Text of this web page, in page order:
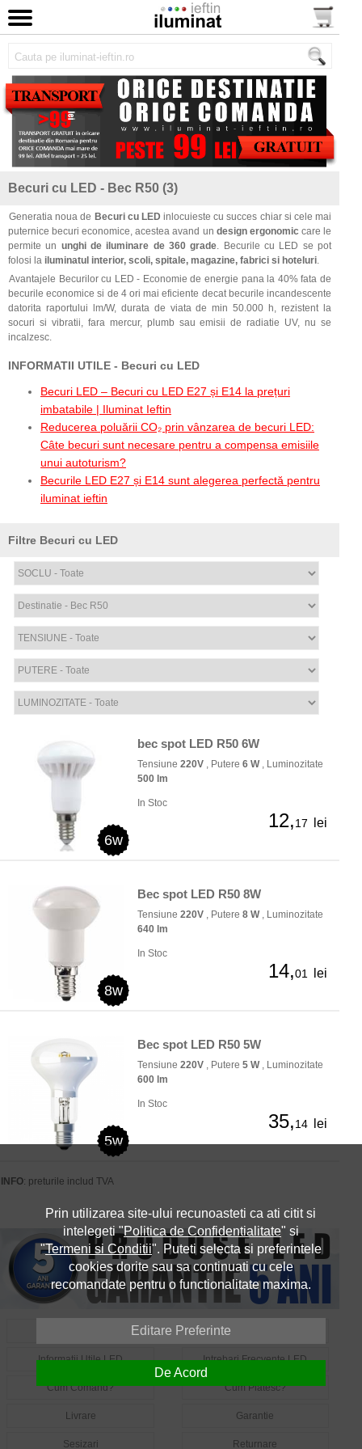
Becuri cu LED - Bec R50 (3)
Generatia noua de Becuri cu LED inlocuieste cu succes chiar si cele mai
puternice becuri economice, acestea avand un design ergonomic care le
permite un unghi de iluminare de 360 grade. Becurile cu LED se pot
folosi la iluminatul interior, scoli, spitale, magazine, fabrici si hoteluri.
Avantajele Becurilor cu LED - Economie de energie pana la 40% fata de
becurile economice si de 4 ori mai eficiente decat becurile incandescente
datorita raportului lm/W, durata de viata de min 50.000 h, rezistent la
socuri si vibratii, fara mercur, plumb sau emisii de radiatie UV, nu se
incalzesc.
INFORMATII UTILE - Becuri cu LED
Becuri LED – Becuri cu LED E27 și E14 la prețuri
imbatabile | Iluminat Ieftin
Reducerea poluării CO₂ prin vânzarea de becuri LED:
Câte becuri sunt necesare pentru a compensa emisiile
unui autoturism?
Becurile LED E27 și E14 sunt alegerea perfectă pentru
iluminat ieftin
Filtre Becuri cu LED
6w
bec spot LED R50 6W
Tensiune 220V , Putere 6 W, Luminozitate
500 lm
In Stoc
12,17 lei
8w
Bec spot LED R50 8W
Tensiune 220V , Putere 8 W, Luminozitate
640 lm
In Stoc
14,01 lei
5w
Bec spot LED R50 5W
Tensiune 220V , Putere 5 W, Luminozitate
600 lm
In Stoc
35,14 lei
INFO: preturile includ TVA
Informatii Utile LED Intrebari Frecvente LED
Cum Comand? Cum Platesc?
Livrare Garantie
Sesizari Returnare
Prin utilizarea site-ului recunoasteti ca ati citit si
intelegeti "Politica de Confidentialitate" si
"Termeni si Conditii". Puteti selecta si preferintele
cookies dorite sau sa continuati cu cele
recomandate pentru o functionalitate maxima.
Editare Preferinte
De Acord